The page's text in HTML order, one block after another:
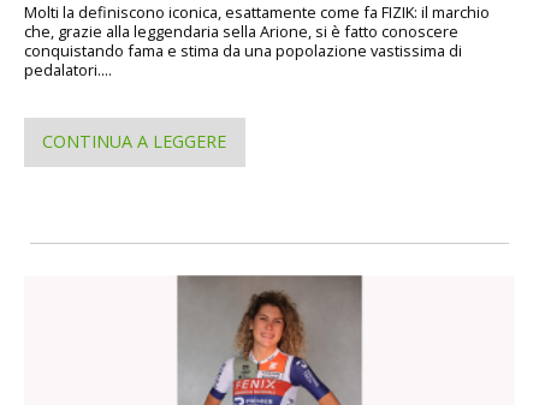
Molti la definiscono iconica, esattamente come fa FIZIK: il marchio
che, grazie alla leggendaria sella Arione, si è fatto conoscere
conquistando fama e stima da una popolazione vastissima di
pedalatori....
CONTINUA A LEGGERE